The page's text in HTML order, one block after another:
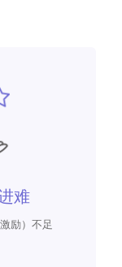
难
励）不足